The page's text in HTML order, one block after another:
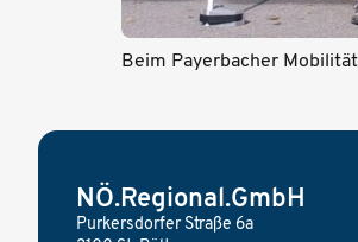
Beim Payerbacher
NÖ.Regional.GmbH
Purkersdorfer Straße 6a